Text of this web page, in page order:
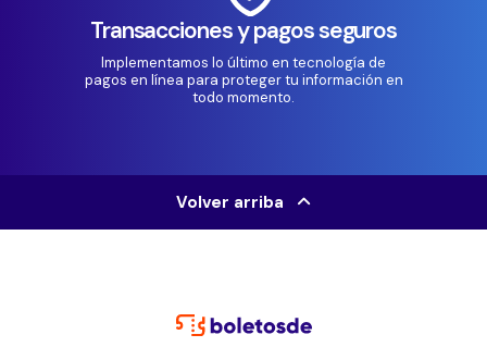
Transacciones y pagos seguros
Implementamos lo último en tecnología de
pagos en línea para proteger tu información en
todo momento.
Volver arriba